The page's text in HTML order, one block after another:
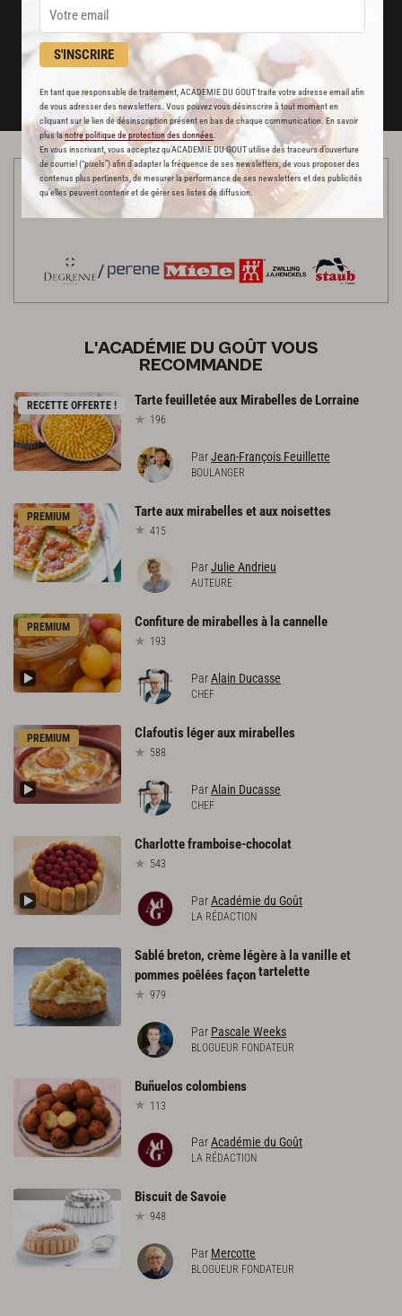
S'INSCRIRE
En tant que responsable de traitement, ACADEMIE DU GOUT traite votre adresse email afin
de vous adresser des newsletters. Vous pouvez vous désinscrire à tout moment en
cliquant sur le lien de désinscription présent en bas de chaque communication. En savoir
plus lanotre politique de protection des données
En vous inscrivant, vous acceptez qu'ACADEMIE DU GOUT utilise des traceurs d’ouverture
de courriel (“pixels”) afin d’adapter la fréquence de ses newsletters, de vous proposer des
contenus plus pertinents, de mesurer la performance de ses newsletters et des publicités
qu’elles peuvent contenir et de gérer ses listes de diffusion.
un service garanti sans publicité
JE M'ABONNE
DÉJÀ ABONNÉ(E) ? JE ME CONNECTE
Cette vidéo a été réalisée dans une cuisine habillée par nos
partenaires
L'ACADÉMIE DU GOÛT VOUS
RECOMMANDE
RECETTE OFFERTE ! Tartefeuilletéeaux Mirabellesde Lorraine
196
ParJean-François Feuillette
BOULANGER
PREMIUM Tarteauxmirabellesetauxnoisettes
415
ParJulie Andrieu
AUTEURE
PREMIUM Confituredemirabellesà lacannelle
193
ParAlain Ducasse
CHEF
PREMIUM Clafoutis légerauxmirabelles
588
ParAlain Ducasse
CHEF
Charlotteframboise-chocolat
543
ParAcadémie du Goût
LA RÉDACTION
Sablé breton, crème légère à la vanille et
pommes poêlées façontartelette
979
Par Pascale Weeks
BLOGUEUR FONDATEUR
Buñueloscolombiens
113
ParAcadémie du Goût
LA RÉDACTION
BiscuitdeSavoie
948
Par Mercotte
BLOGUEUR FONDATEUR